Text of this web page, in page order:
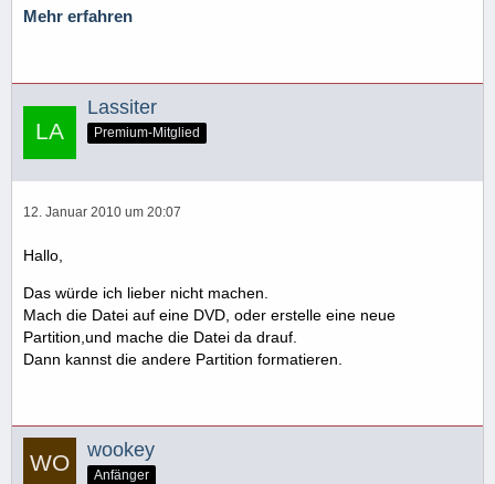
Mehr erfahren
Lassiter
Premium-Mitglied
12. Januar 2010 um 20:07
Hallo,
Das würde ich lieber nicht machen.
Mach die Datei auf eine DVD, oder erstelle eine neue
Partition,und mache die Datei da drauf.
Dann kannst die andere Partition formatieren.
wookey
Anfänger